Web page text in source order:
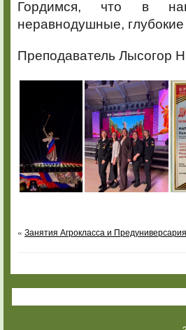
Гордимся, что в
неравнодушные,
Преподаватель Лысогор
« Занятия Агрокласса и Предуниверсария